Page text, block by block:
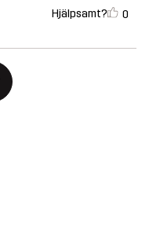
Hjälpsamt? 0